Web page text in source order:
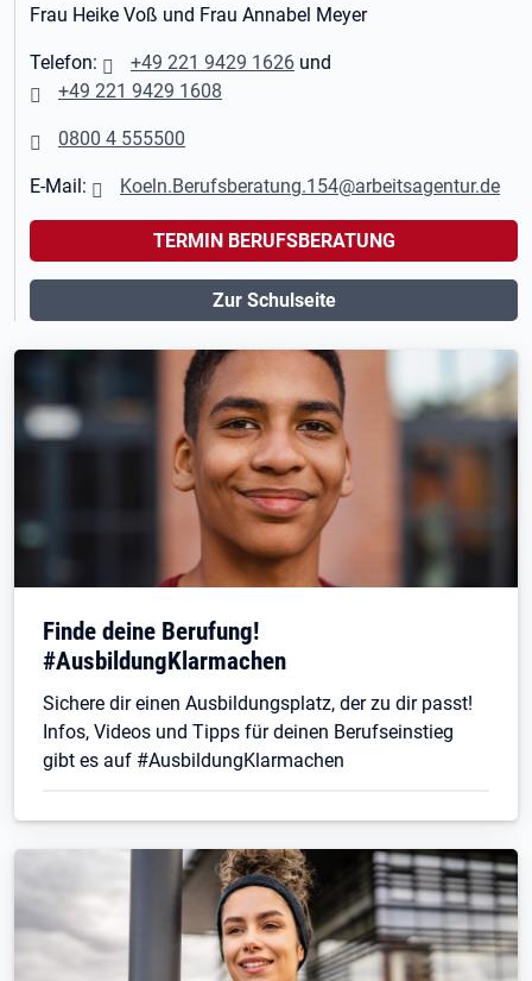
Frau Heike Voß und Frau Annabel Meyer
Telefon: +49 221 9429 1626 und
+49 221 9429 1608
0800 4 555500
E-Mail: Koeln.Berufsberatung.154@arbeitsagentur.de
TERMIN BERUFSBERATUNG
Zur Schulseite
Finde deine Berufung!
#AusbildungKlarmachen
Sichere dir einen Ausbildungsplatz, der zu dir passt!
Infos, Videos und Tipps für deinen Berufseinstieg
gibt es auf #AusbildungKlarmachen